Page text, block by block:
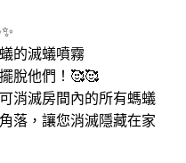
的滅蟻噴霧
脫他們！🥰🥰
消滅房間內的所有螞蟻
落，讓您消滅隱藏在家